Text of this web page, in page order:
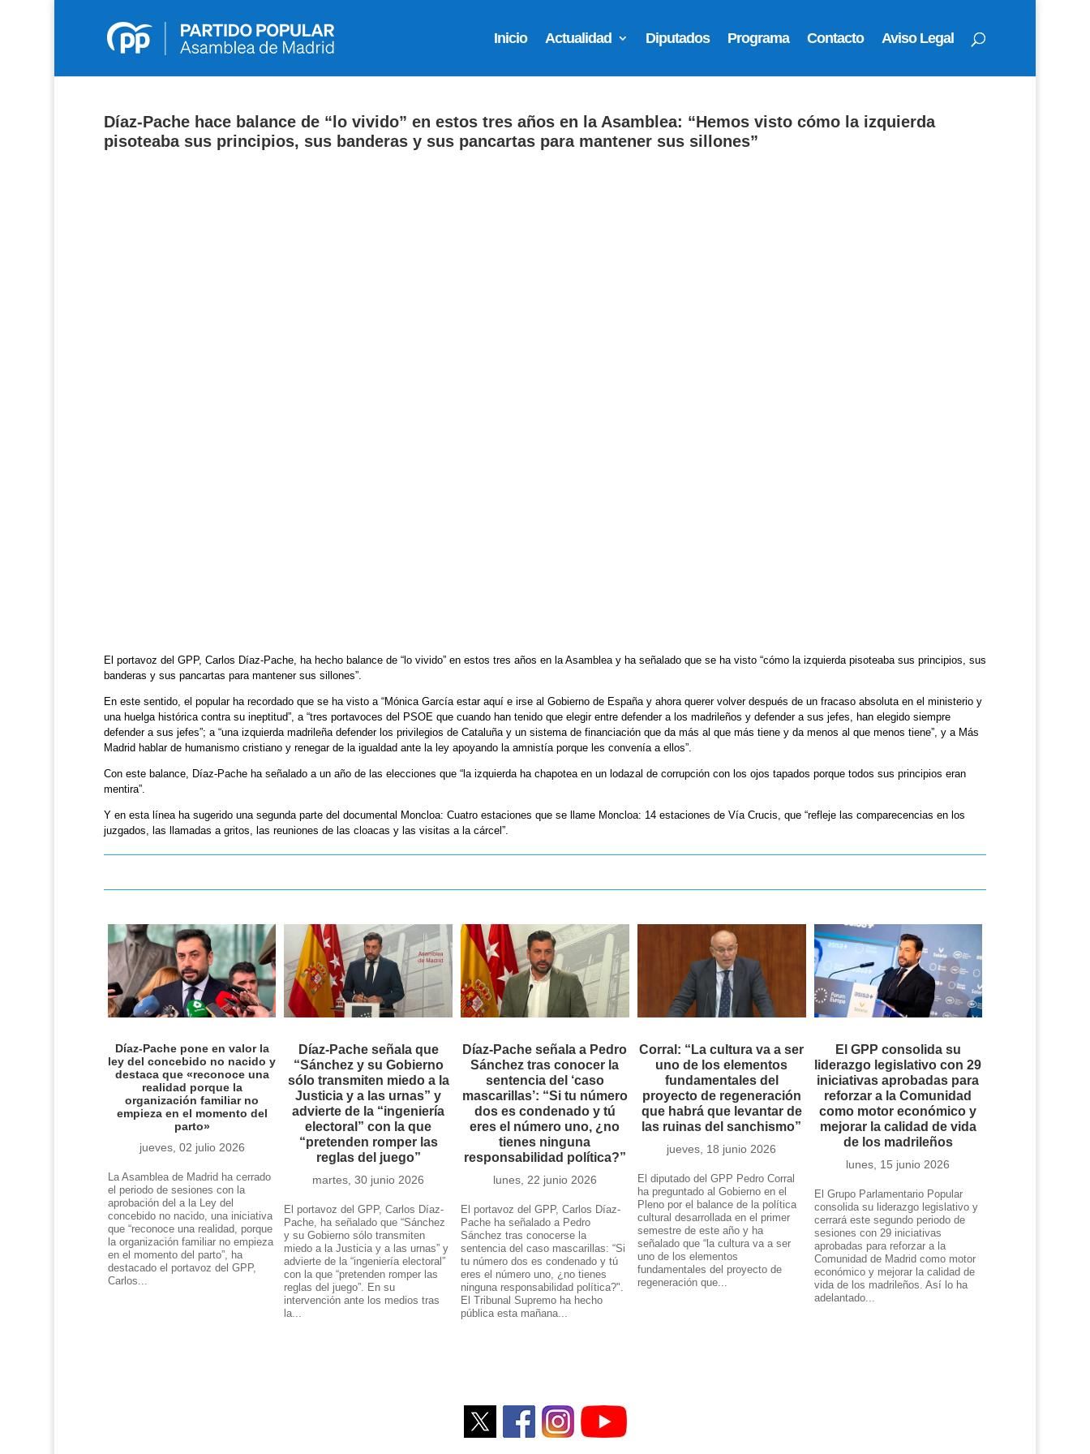
Inicio Actualidad Diputados Programa Contacto Aviso Legal
Díaz-Pache hace balance de “lo vivido” en estos tres años en la Asamblea: “Hemos visto cómo la izquierda
pisoteaba sus principios, sus banderas y sus pancartas para mantener sus sillones”
El portavoz del GPP, Carlos Díaz-Pache, ha hecho balance de “lo vivido” en estos tres años en la Asamblea y ha señalado que se ha visto “cómo la izquierda pisoteaba sus principios, sus
banderas y sus pancartas para mantener sus sillones”.
En este sentido, el popular ha recordado que se ha visto a “Mónica García estar aquí e irse al Gobierno de España y ahora querer volver después de un fracaso absoluta en el ministerio y
una huelga histórica contra su ineptitud”, a “tres portavoces del PSOE que cuando han tenido que elegir entre defender a los madrileños y defender a sus jefes, han elegido siempre
defender a sus jefes”; a “una izquierda madrileña defender los privilegios de Cataluña y un sistema de financiación que da más al que más tiene y da menos al que menos tiene”, y a Más
Madrid hablar de humanismo cristiano y renegar de la igualdad ante la ley apoyando la amnistía porque les convenía a ellos”.
Con este balance, Díaz-Pache ha señalado a un año de las elecciones que “la izquierda ha chapotea en un lodazal de corrupción con los ojos tapados porque todos sus principios eran
mentira”.
Y en esta línea ha sugerido una segunda parte del documental Moncloa: Cuatro estaciones que se llame Moncloa: 14 estaciones de Vía Crucis, que “refleje las comparecencias en los
juzgados, las llamadas a gritos, las reuniones de las cloacas y las visitas a la cárcel”.
Díaz-Pache pone en valor la
ley del concebido no nacido y
destaca que «reconoce una
realidad porque la
organización familiar no
empieza en el momento del
parto»
jueves, 02 julio 2026
La Asamblea de Madrid ha cerrado
el periodo de sesiones con la
aprobación del a la Ley del
concebido no nacido, una iniciativa
que “reconoce una realidad, porque
la organización familiar no empieza
en el momento del parto”, ha
destacado el portavoz del GPP,
Carlos...
Díaz-Pache señala que
“Sánchez y su Gobierno
sólo transmiten miedo a la
Justicia y a las urnas” y
advierte de la “ingeniería
electoral” con la que
“pretenden romper las
reglas del juego”
martes, 30 junio 2026
El portavoz del GPP, Carlos Díaz-
Pache, ha señalado que “Sánchez
y su Gobierno sólo transmiten
miedo a la Justicia y a las urnas” y
advierte de la “ingeniería electoral”
con la que “pretenden romper las
reglas del juego”. En su
intervención ante los medios tras
la...
Díaz-Pache señala a Pedro
Sánchez tras conocer la
sentencia del ‘caso
mascarillas’: “Si tu número
dos es condenado y tú
eres el número uno, ¿no
tienes ninguna
responsabilidad política?”
lunes, 22 junio 2026
El portavoz del GPP, Carlos Díaz-
Pache ha señalado a Pedro
Sánchez tras conocerse la
sentencia del caso mascarillas: “Si
tu número dos es condenado y tú
eres el número uno, ¿no tienes
ninguna responsabilidad política?".
El Tribunal Supremo ha hecho
pública esta mañana...
Corral: “La cultura va a ser
uno de los elementos
fundamentales del
proyecto de regeneración
que habrá que levantar de
las ruinas del sanchismo”
jueves, 18 junio 2026
El diputado del GPP Pedro Corral
ha preguntado al Gobierno en el
Pleno por el balance de la política
cultural desarrollada en el primer
semestre de este año y ha
señalado que “la cultura va a ser
uno de los elementos
fundamentales del proyecto de
regeneración que...
El GPP consolida su
liderazgo legislativo con 29
iniciativas aprobadas para
reforzar a la Comunidad
como motor económico y
mejorar la calidad de vida
de los madrileños
lunes, 15 junio 2026
El Grupo Parlamentario Popular
consolida su liderazgo legislativo y
cerrará este segundo periodo de
sesiones con 29 iniciativas
aprobadas para reforzar a la
Comunidad de Madrid como motor
económico y mejorar la calidad de
vida de los madrileños. Así lo ha
adelantado...